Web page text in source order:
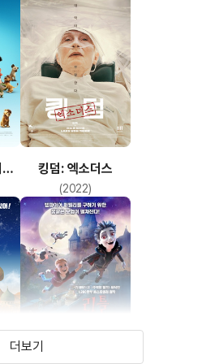
킹덤: 엑소더스
(2022)
더보기